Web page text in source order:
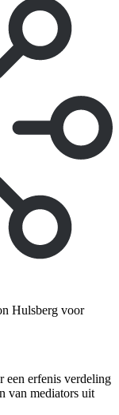
Hulsberg voor
een erfenis verdeling
van mediators uit